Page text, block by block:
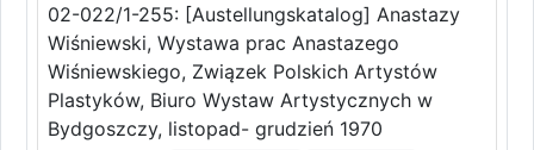
02-022/1-255: [Austellungskatalog] Anastazy
Wiśniewski, Wystawa prac Anastazego
Wiśniewskiego, Związek Polskich Artystów
Plastyków, Biuro Wystaw Artystycznych w
Bydgoszczy, listopad- grudzień 1970